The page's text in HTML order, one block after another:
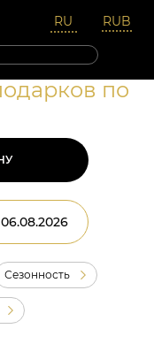
по
Сезонность